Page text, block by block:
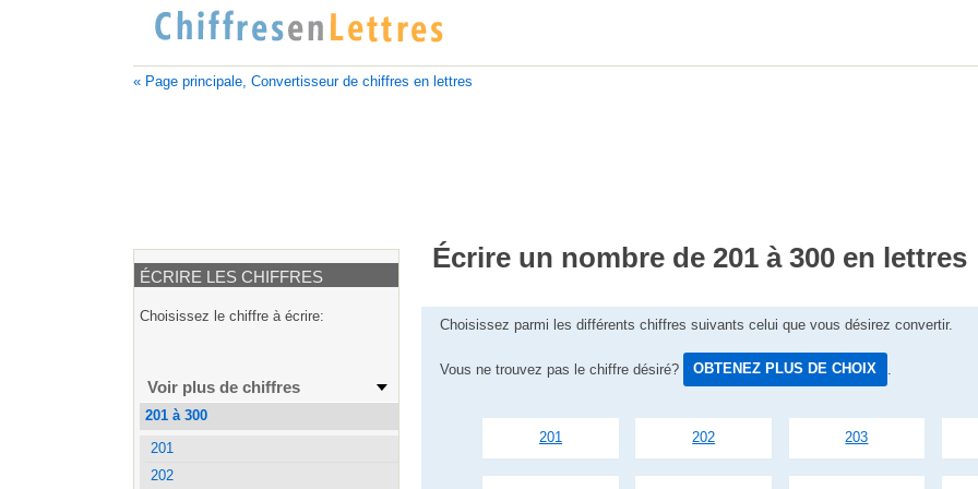
« Page principale, Convertisseur de chiffres en lettres
Écrire un nombre de 201 à 300 en lettres
Choisissez parmi les différents chiffres suivants celui que vous désirez convertir.
Vous ne trouvez pas le chiffre désiré? OBTENEZ PLUS DE CHOIX
201 202 203
ÉCRIRE LES CHIFFRES
Choisissez le chiffre à écrire:
Voir plus de chiffres
201 à 300
201
202